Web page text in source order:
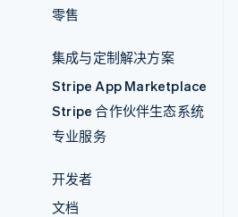
零售
集成与定制解决方案
Stripe App Marketplace
Stripe 合作伙伴生态系统
专业服务
开发者
文档